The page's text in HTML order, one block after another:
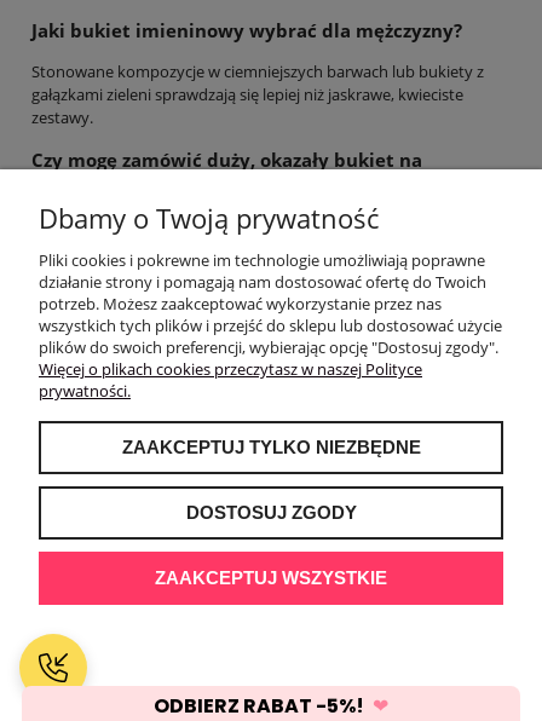
Jaki bukiet imieninowy wybrać dla mężczyzny?
Stonowane kompozycje w ciemniejszych barwach lub bukiety z
gałązkami zieleni sprawdzają się lepiej niż jaskrawe, kwieciste
zestawy.
Czy mogę zamówić duży, okazały bukiet na
Tak, w ofercie znajdziesz zarówno skromniejsze, jak i bardzo
uroczystości.
Jak zapłacić za bukiet imieninowy zamówiony
online?
Płatność realizowana jest elektronicznie od razu podczas składania
zamówienia, przed wysyłką kuriera.
Czy bukiet na imieniny może zostać dostarczony
jako niespodzianka?
Tak, kurier dostarcza bukiet bezpośrednio do solenizanta,
zachowując efekt zaskoczenia.
Czy monobukiet to dobry wybór jako kwiaty na
imieniny?
Tak, monobukiety z róż, hortensji czy gipsówki to elegancka
alternatywa dla klasycznego, kolorowego bukietu imieninowego.
Jak długo utrzymuje świeżość bukiet imieninowy?
Dbamy o Twoją prywatność
Pliki cookies i pokrewne im technologie umożliwiają poprawne
działanie strony i pomagają nam dostosować ofertę do Twoich
potrzeb. Możesz zaakceptować wykorzystanie przez nas
wszystkich tych plików i przejść do sklepu lub dostosować użycie
plików do swoich preferencji, wybierając opcję "Dostosuj zgody".
Więcej o plikach cookies przeczytasz w naszej Polityce
prywatności.
ZAAKCEPTUJ TYLKO NIEZBĘDNE
DOSTOSUJ ZGODY
ZAAKCEPTUJ WSZYSTKIE